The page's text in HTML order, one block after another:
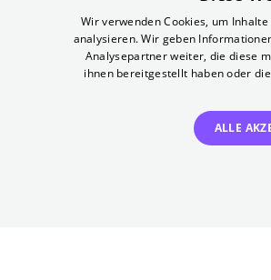
sind nicht stornierbar. Registriere
Tickets für reguläre
nutzen zu können.
angemeldet mit einem kostenlosen
Wir verwenden Cookies, um
analysieren. Wir geben
Analysepartner weiter, die diese
ihnen bereitgestellt haben oder
ALLE